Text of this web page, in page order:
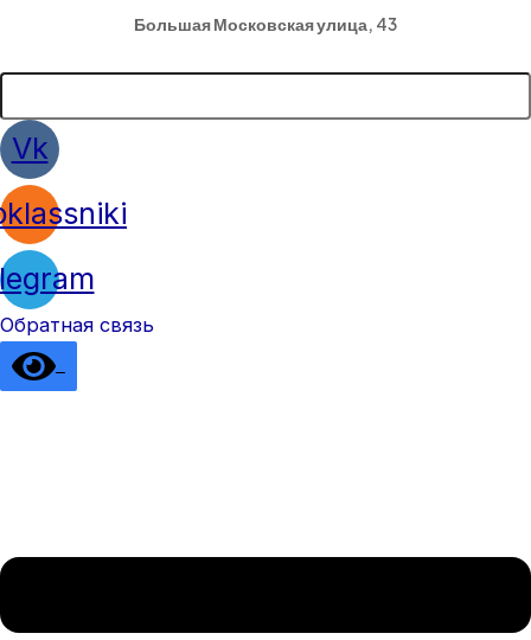
Большая Московская улица, 43
Vk
Обратная связь